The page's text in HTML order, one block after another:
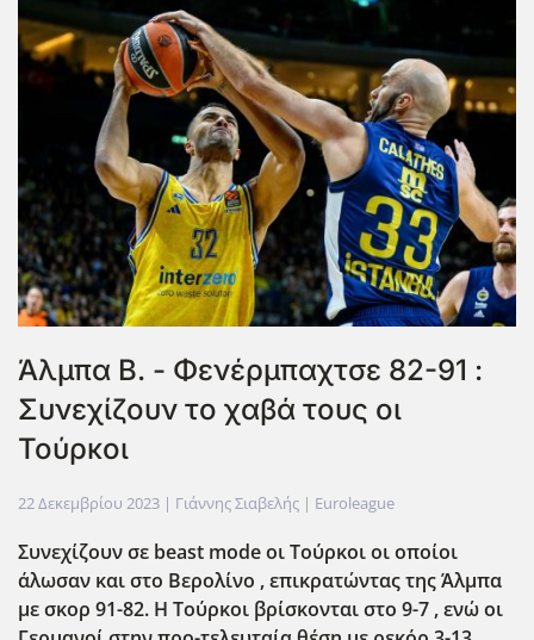
Άλμπα Β. - Φενέρμπαχτσε 82-91 :
Συνεχίζουν το χαβά τους οι
Τούρκοι
22 Δεκεμβρίου 2023 | Γιάννης Σιαβελής | Euroleague
Συνεχίζουν σε beast mode οι Τούρκοι οι οποίοι
άλωσαν και στο Βερολίνο , επικρατώντας της Άλμπα
με σκορ 91-82. Η Τούρκοι βρίσκονται στο 9-7 , ενώ οι